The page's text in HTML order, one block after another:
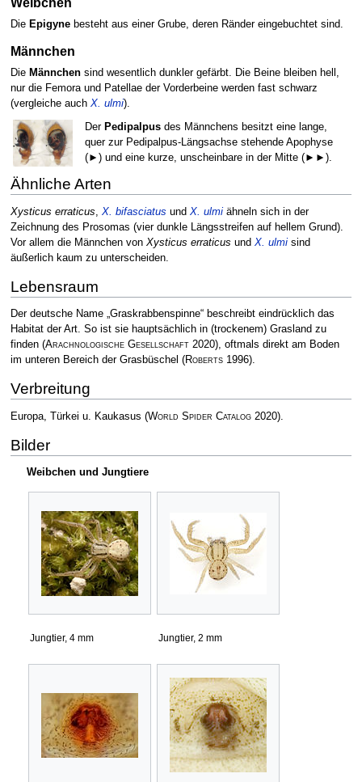
Die Epigynebesteht aus einer Grube, deren Ränder eingebuchtet sind.
Männchen
Die Männchensind wesentlich dunkler gefärbt. Die Beine bleiben hell,
nur die Femora und Patellae der Vorderbeine werden fast schwarz
(vergleiche auch X. ulmi).
Der Pedipalpus des Männchens besitzt eine lange,
quer zur Pedipalpus-Längsachse stehende Apophyse
(►) und eine kurze, unscheinbare in der Mitte (►►).
Ähnliche Arten
Xysticus erraticus X. bifasciatus und X. ulmiähneln sich in der
Zeichnung des Prosomas (vier dunkle Längsstreifen auf hellem Grund).
Vor allem die Männchen von Xysticus erraticus und X. ulmisind
äußerlich kaum zu unterscheiden.
Lebensraum
Der deutsche Name „Graskrabbenspinne“ beschreibt eindrücklich das
Habitat der Art. So ist sie hauptsächlich in (trockenem) Grasland zu
finden (Arachnologische Gesellschaft2020), oftmals direkt am Boden
im unteren Bereich der Grasbüschel (Roberts1996).
Verbreitung
Europa, Türkei u. Kaukasus (World Spider Catalog2020).
Bilder
Weibchen und Jungtiere
Jungtier, 4 mm Jungtier, 2 mm